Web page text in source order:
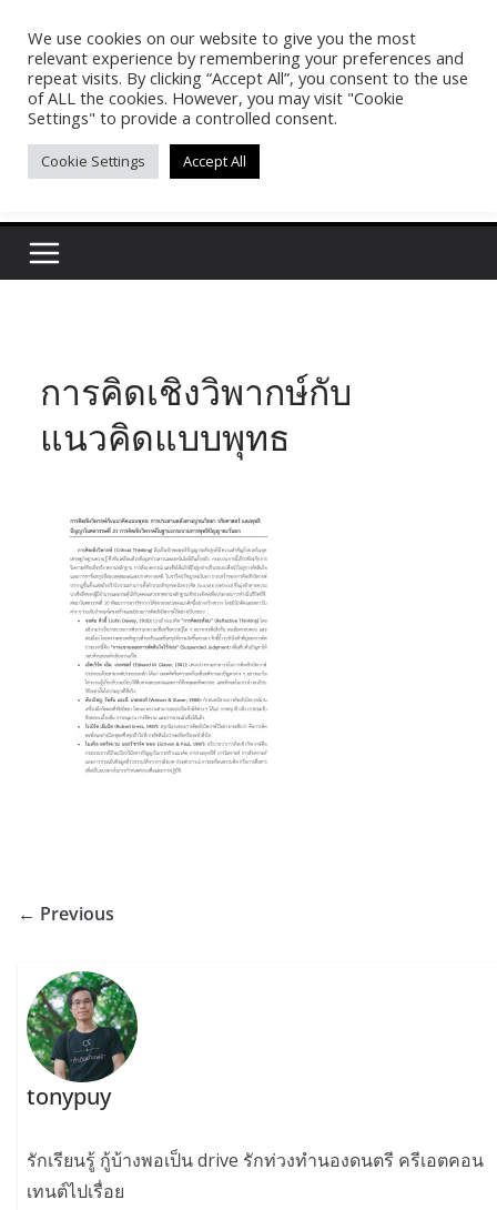
contentPasakon Puypong
(tonypuy)
เปิดพื้นที่การเรียนรู้และพร้อมแบ่งปันของผม
การคิดเชิงวิพากษ์กับ
แนวคิดแบบพุทธ
← Previous
tonypuy
รักเรียนรู้ กู้บ้างพอเป็น drive รักท่วงทำนองดนตรี ครีเอตคอน
เทนต์ไปเรื่อย
We use cookies on our website to give you the most
relevant experience by remembering your preferences and
repeat visits. By clicking “Accept All”, you consent to the use
of ALL the cookies. However, you may visit "Cookie
Settings" to provide a controlled consent.
Cookie Settings Accept All